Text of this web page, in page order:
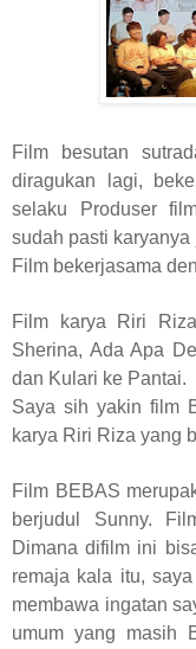
Film besutan
diragukan lagi,
selaku Produser
sudah pasti
Film bekerjasama
Film karya Riri
Sherina, Ada Apa
dan Kulari ke Pantai.
Saya sih yakin film
karya Riri Riza yang
Film BEBAS
berjudul Sunny.
Dimana difilm ini
remaja kala itu,
membawa ingatan
umum yang masih